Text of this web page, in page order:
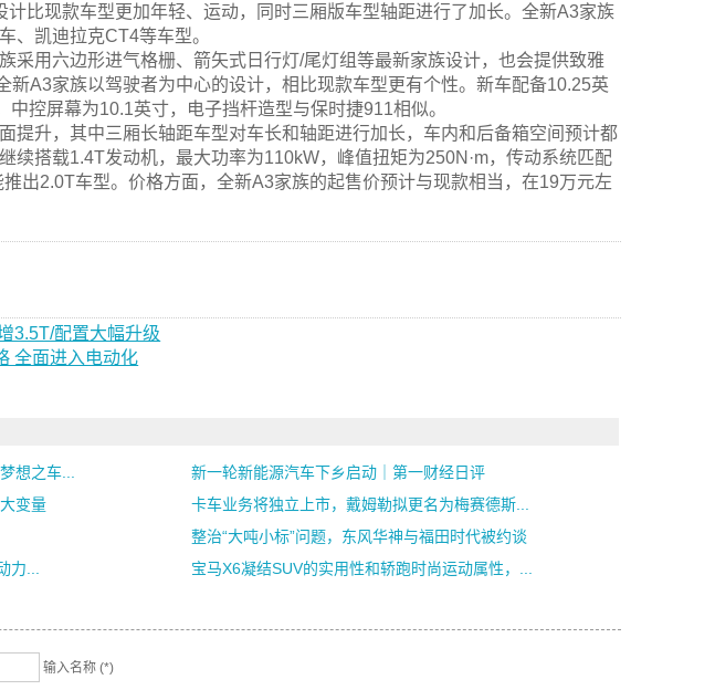
比现款车型更加年轻、运动，同时三厢版车型轴距进行了加长。全新A3家族
、凯迪拉克CT4等车型。
采用六边形进气格栅、箭矢式日行灯/尾灯组等最新家族设计，也会提供致雅
新A3家族以驾驶者为中心的设计，相比现款车型更有个性。新车配备10.25英
控屏幕为10.1英寸，电子挡杆造型与保时捷911相似。
提升，其中三厢长轴距车型对车长和轴距进行加长，车内和后备箱空间预计都
续搭载1.4T发动机，最大功率为110kW，峰值扭矩为250N·m，传动系统匹配
出2.0T车型。价格方面，全新A3家族的起售价预计与现款相当，在19万元左
3.5T/配置大幅升级
全面进入电动化
想之车...
新一轮新能源汽车下乡启动｜第一财经日评
变量
卡车业务将独立上市，戴姆勒拟更名为梅赛德斯...
整治“大吨小标”问题，东风华神与福田时代被约谈
力...
宝马X6凝结SUV的实用性和轿跑时尚运动属性，...
输入名称 (*)